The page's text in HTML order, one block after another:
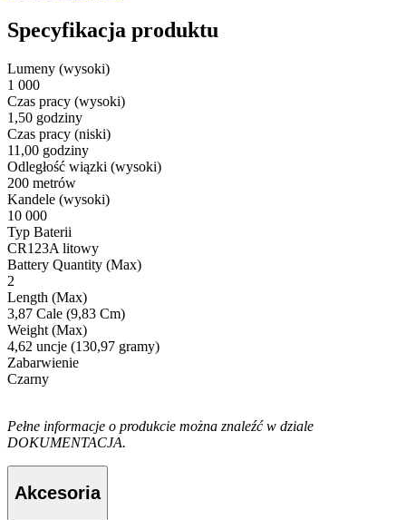
Specyfikacja produktu
Lumeny (wysoki)
1 000
Czas pracy (wysoki)
1,50 godziny
Czas pracy (niski)
11,00 godziny
Odległość wiązki (wysoki)
200 metrów
Kandele (wysoki)
10 000
Typ Baterii
CR123A litowy
Battery Quantity (Max)
2
Length (Max)
3,87 Cale (9,83 Cm)
Weight (Max)
4,62 uncje (130,97 gramy)
Zabarwienie
Czarny
Pełne informacje o produkcie można znaleźć w dziale
DOKUMENTACJA.
Akcesoria